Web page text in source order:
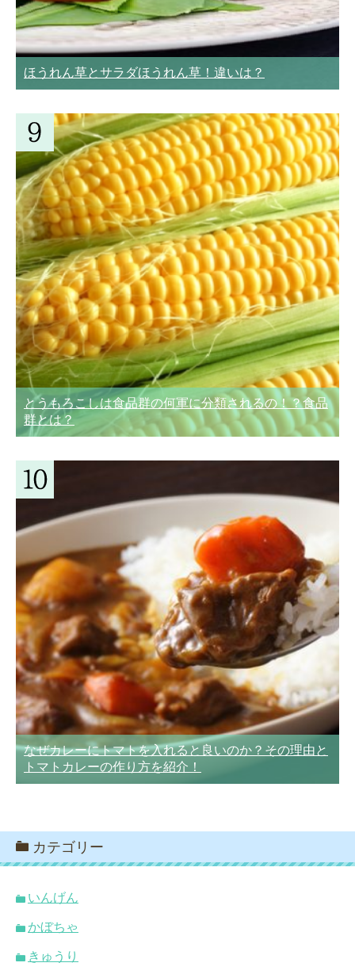
ほうれん草とサラダほうれん草！違いは？
とうもろこしは食品群の何軍に分類されるの！？食品
群とは？
なぜカレーにトマトを入れると良いのか？その理由と
トマトカレーの作り方を紹介！
カテゴリー
いんげん
かぼちゃ
きゅうり